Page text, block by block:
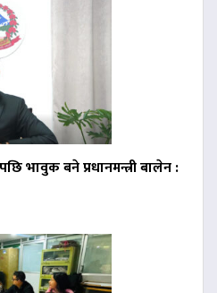
भावुक बने प्रधानमन्त्री बालेन :